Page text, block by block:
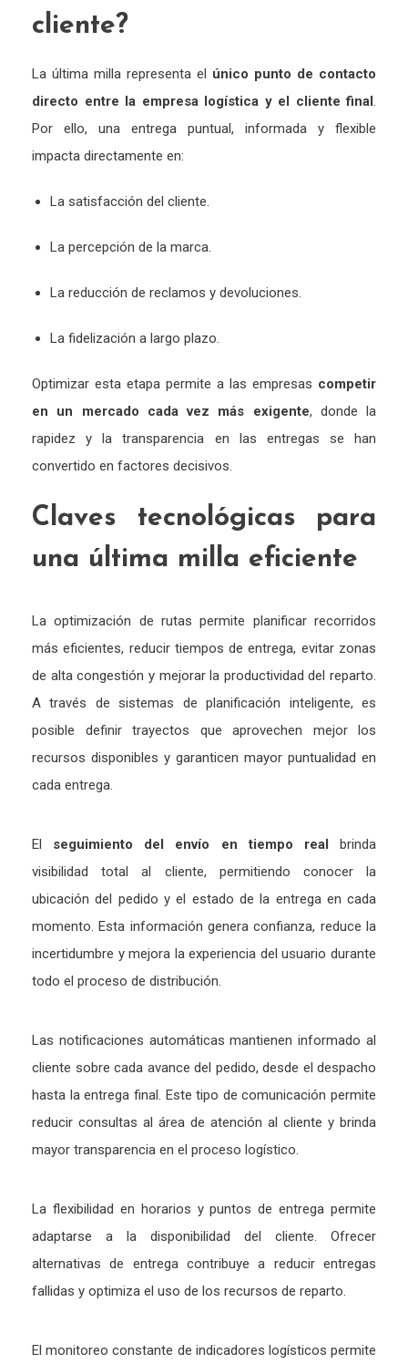
cliente?
La última milla representa el único punto de contacto
directo entre la empresa logística y el clientefinal
Por ello, una entrega puntual, informada y flexible
impacta directamente en:
La satisfacción del cliente.
La percepción de la marca.
La reducción de reclamos y devoluciones.
La fidelización a largo plazo.
Optimizar esta etapa permite a las empresas competir
en un mercado cadavez más exigente, donde la
rapidezylatransparencia en las entregas se han
convertido en factores decisivos.
Claves tecnológicas para
una última milla eficiente
Laoptimización derutaspermite planificarrecorridos
máseficientes, reducir tiemposdeentrega, evitar zonas
de altacongestión y mejorarla productividaddel reparto.
Através desistemas deplanificación inteligente,es
posible definir trayectos que aprovechen mejor los
recursos disponibles y garanticen mayor puntualidad en
cada entrega.
El seguimiento del envío entiempo real
brinda
visibilidadtotalal cliente, permitiendo conocerla
ubicacióndel pedido yel estado dela entrega encada
momento.Esta informacióngeneraconfianza, reducela
incertidumbre ymejora laexperiencia delusuariodurante
todo el proceso de distribución.
Las notificaciones automáticasmantieneninformadoal
cliente sobre cada avance del pedido, desde el despacho
hasta laentrega final. Estetipo decomunicación permite
reducir consultas al área de atención al cliente y brinda
mayor transparencia en el proceso logístico.
La flexibilidad en horarios ypuntosdeentrega permite
adaptarse a la disponibilidad del cliente. Ofrecer
alternativasde entregacontribuyea reducirentregas
fallidas y optimiza el uso de los recursos de reparto.
Elmonitoreoconstante de indicadores logísticospermite